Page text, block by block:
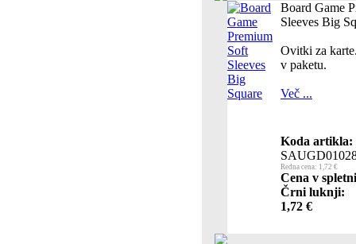
Board Game
Sleeves Big
Ovitki za
v paketu.
Več ...
Koda artikla:
Redna cena: 1,72 €
Cena v spletni
Črni luknji:
1,72 €